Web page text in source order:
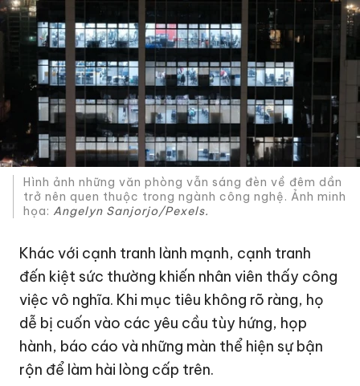
Hình ảnh những văn phòng vẫn sáng đèn về đêm dần
trở nên quen thuộc trong ngành công nghệ. Ảnh minh
họa: Angelyn Sanjorjo/Pexels.
Khác với cạnh tranh lành mạnh, cạnh tranh
đến kiệt sức thường khiến nhân viên thấy công
việc vô nghĩa. Khi mục tiêu không rõ ràng, họ
dễ bị cuốn vào các yêu cầu tùy hứng, họp
hành, báo cáo và những màn thể hiện sự bận
rộn để làm hài lòng cấp trên.